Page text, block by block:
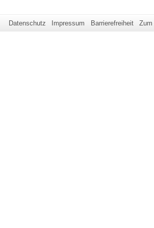
Datenschutz Impressum Barrierefreiheit Zum